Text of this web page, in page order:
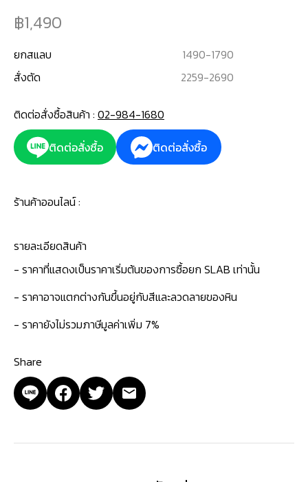
1,490
ยกสแลบ 1490-1790
สั่งตัด
2259-2690
ติดต่อสั่งซื้อสินค้า : 02-984-1680
ติดต่อสั่งซื้อ
ติดต่อสั่งซื้อ
ร้านค้าออนไลน์ :
รายละเอียดสินค้า
- ราคาที่แสดงเป็นราคาเริ่มต้นของการซื้อยก SLAB เท่านั้น
- ราคาอาจแตกต่างกันขึ้นอยู่กับสีและลวดลายของหิน
- ราคายังไม่รวมภาษีมูลค่าเพิ่ม 7%
Share